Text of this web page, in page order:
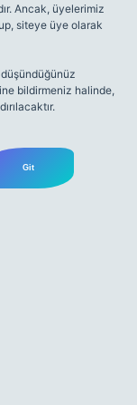
Ancak, üyelerimiz
siteye üye olarak
bildirmeniz halinde,